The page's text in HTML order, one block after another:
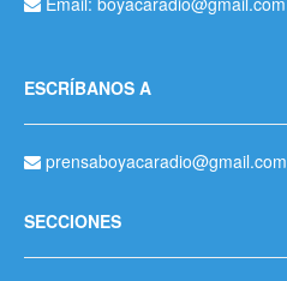
ESCRÍBANOS A
prensaboyacaradio@gmail.com
SECCIONES